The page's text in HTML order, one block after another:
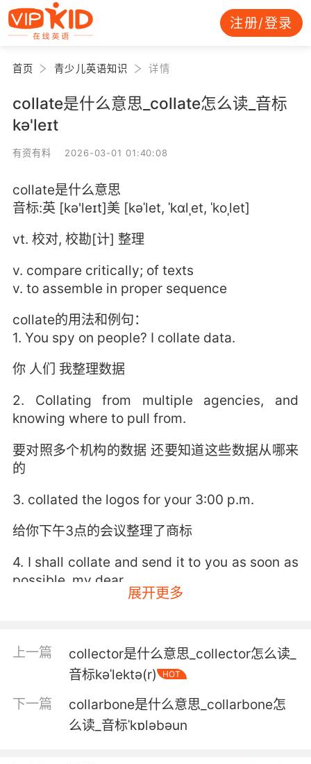
注册/登录
首页 青少儿英语知识 详情
collate是什么意思_collate怎么读_音标
kə'leɪt
有资有料 2026-03-01 01:40:08
collate是什么意思
音标:英 [kə'leɪt]美 [kəˈlet, ˈkɑlˌet, ˈkoˌlet]
vt. 校对, 校勘[计] 整理
v. compare critically; of texts
v. to assemble in proper sequence
collate的用法和例句：
1. You spy on people? I collate data.
你 人们 我整理数据
2. Collating from multiple agencies, and
knowing where to pull from.
要对照多个机构的数据 还要知道这些数据从哪来
的
3. collated the logos for your 3:00 p.m.
给你下午3点的会议整理了商标
4. I shall collate and send it to you as soon as
possible, my dear.
5. I can collate it all and we can build up a
picture of what animals are living here.
在这里的动物
展开更多
上一篇
collector是什么意思_collector怎么读_
音标kəˈlektə(r)
HOT
下一篇
collarbone是什么意思_collarbone怎
么读_音标ˈkɒləbəun